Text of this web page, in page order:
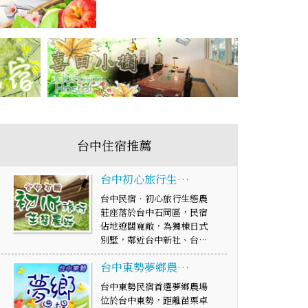
台中住宿推薦
台中初心旅行生…
台中民宿‧初心旅行生態農
莊座落於台中石岡區，民宿
佔地遼闊寬敞，為獨棟日式
別墅，鄰近台中新社、台…
台中東勢夢鄉農…
台中東勢民宿首選夢鄉農場
位於台中東勢，距離苗栗卓